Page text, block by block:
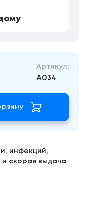
Артикул:
A034
инфекций,
и скорая выдача